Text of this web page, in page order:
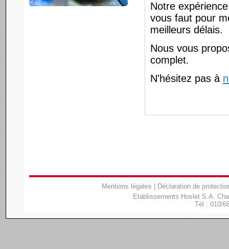
Notre
vous faut pour
meilleurs délais.
Nous vous
complet.
N'hésitez pas à
Mentions légales
Déclaration de
Etablissements Hoslet S.A.
Tél : 010/